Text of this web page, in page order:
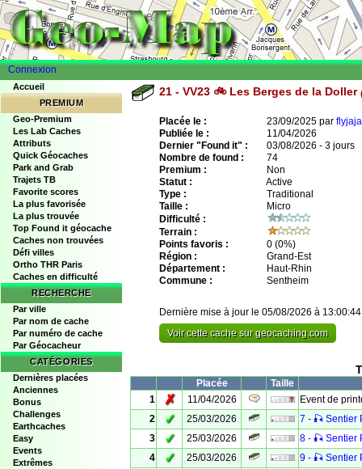
Connexion
Accueil
PREMIUM
Geo-Premium
Les Lab Caches
Attributs
Quick Géocaches
Park and Grab
Trajets TB
Favorite scores
La plus favorisée
La plus trouvée
Top Found it géocache
Caches non trouvées
Défi villes
Ortho THR Paris
Caches en difficulté
RECHERCHE
Par ville
Par nom de cache
Par numéro de cache
Par Géocacheur
CATÉGORIES
Dernières placées
Anciennes
Bonus
Challenges
Earthcaches
Easy
Events
Extrêmes
21 - VV23 🚲 Les Berges de la Doller
Placée le : 23/09/2025 par flyjaja
Publiée le :
11/04/2026
Dernier "Found it" :
03/08/2026 - 3 jours
Nombre de found :
74
Premium :
Non
Statut :
Active
Type :
Traditional
Taille :
Micro
Difficulté :
Terrain :
Points favoris :
0 (0%)
Région :
Grand-Est
Département :
Haut-Rhin
Commune :
Sentheim
Dernière mise à jour le 05/08/2026 à 13:00:44
Voir cette cache sur geocaching.com
Placée
Taille
1
✗ 11/04/2026
Event de
2
✓ 25/03/2026
7 - 🎣 Sentier
3
✓ 25/03/2026
8 - 🎣 Sentier
4
✓ 25/03/2026
9 - 🎣 Sentier